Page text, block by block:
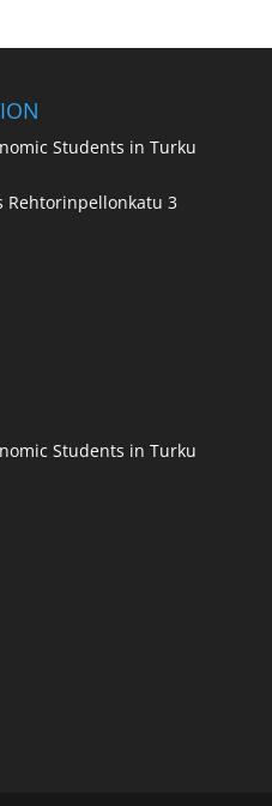
Students in Turku
Rehtorinpellonkatu 3
Students in Turku